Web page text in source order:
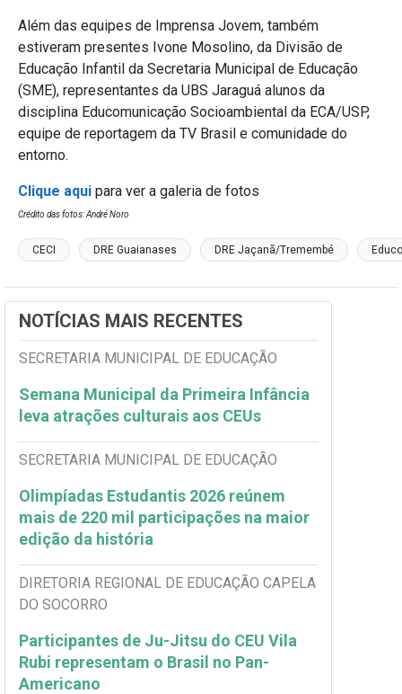
Além das equipes de Imprensa Jovem, também
estiveram presentes Ivone Mosolino, da Divisão de
Educação Infantil da Secretaria Municipal de Educação
(SME), representantes da UBS Jaraguá alunos da
disciplina Educomunicação Socioambiental da ECA/USP,
equipe de reportagem da TV Brasil e comunidade do
entorno.
Clique aqui para ver a galeria de fotos
Crédito das fotos: André Noro
CECI DRE Guaianases DRE Jaçanã/Tremembé
NOTÍCIAS MAIS RECENTES
SECRETARIA MUNICIPAL DE EDUCAÇÃO
Semana Municipal da Primeira Infância
leva atrações culturais aos CEUs
SECRETARIA MUNICIPAL DE EDUCAÇÃO
Olimpíadas Estudantis 2026 reúnem
mais de 220 mil participações na maior
edição da história
DIRETORIA REGIONAL DE EDUCAÇÃO CAPELA
DO SOCORRO
Participantes de Ju-Jitsu do CEU Vila
Rubi representam o Brasil no Pan-
Americano